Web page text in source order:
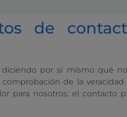
de
por sí mismo qué
de la
para nosotros: el contacto